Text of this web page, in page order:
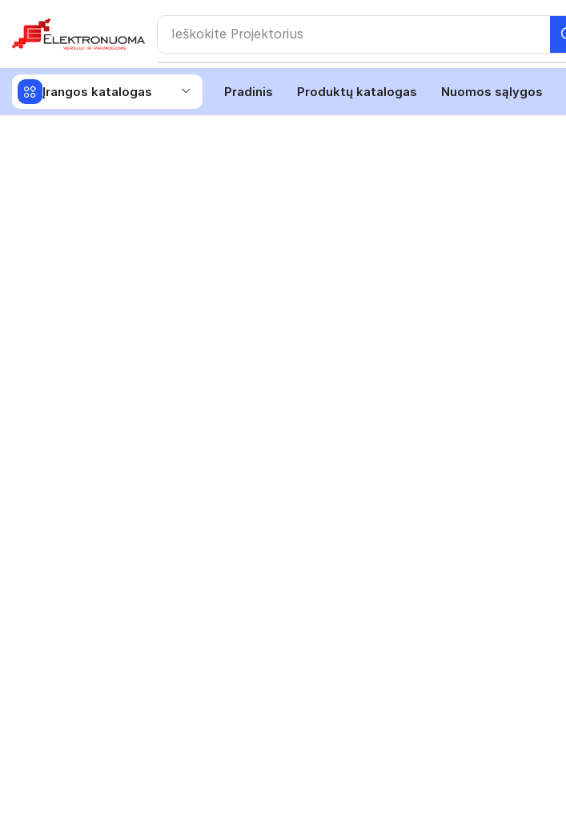
Ieškokite Projektorius
Įrangos katalogas Pradinis Produktų katalogas Nuomos sąlygos